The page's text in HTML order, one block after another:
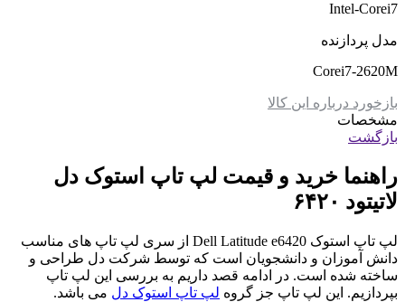
Intel-Corei7
مدل پردازنده
Corei7-2620M
بازخورد درباره این کالا
مشخصات
بازگشت
راهنما خرید و قیمت لپ تاپ استوک دل
لاتیتود ۶۴٢٠
لپ تاپ استوک Dell Latitude e6420 از سری لپ تاپ های مناسب
دانش آموزان و دانشجویان است که توسط شرکت دل طراحی و
ساخته شده است. در ادامه قصد داریم به بررسی این لپ تاپ
بپردازیم. این لپ تاپ جز گروه لپ تاپ استوک دل می باشد.